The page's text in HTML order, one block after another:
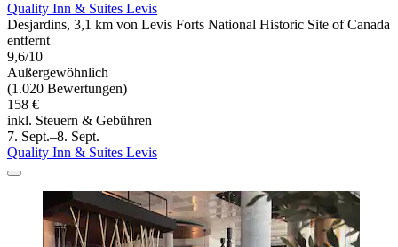
Quality Inn & Suites Levis
Desjardins, 3,1 km von Levis Forts National Historic Site of Canada
entfernt
9,6/10
Außergewöhnlich
(1.020 Bewertungen)
158 €
inkl. Steuern & Gebühren
7. Sept.–8. Sept.
Quality Inn & Suites Levis